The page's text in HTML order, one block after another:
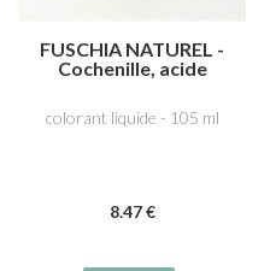
FUSCHIA NATUREL -
Cochenille, acide
colorant liquide - 105 ml
8.47 €